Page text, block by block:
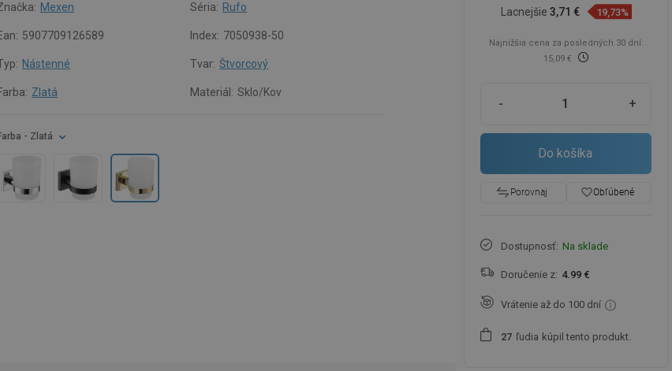
Mexen Séria: Rufo
5907709126589 Index: 7050938-50
Nástenné Tvar: Štvorcový
Zlatá Materiál: Sklo/Kov
- Zlatá
Lacnejšie3,71 € 19,73%
Najnižšia cena za posledných 30 dní:
15,09 €
- +
Do košíka
Porovnaj favorite_borderObľúbené
Dostupnosť: Na sklade
Doručenie z: 4.99 €
Vrátenie až do 100 dní
27 ľudia kúpil tento produkt.